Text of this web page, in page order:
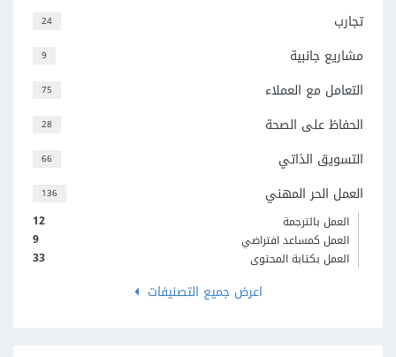
24 تجارب
9 مشاريع جانبية
75 التعامل مع العملاء
28 الحفاظ على الصحة
66 التسويق الذاتي
136 العمل الحر المهني
12
العمل بالترجمة
9
العمل كمساعد افتراضي
33
العمل بكتابة المحتوى
اعرض جميع التصنيفات